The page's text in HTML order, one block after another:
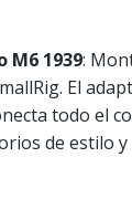
M6 1939:
El
todo el
de estilo